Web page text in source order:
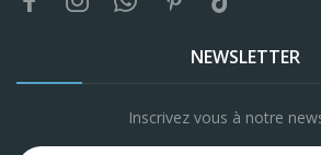
NEWSLETTER
Inscrivez vous à notre